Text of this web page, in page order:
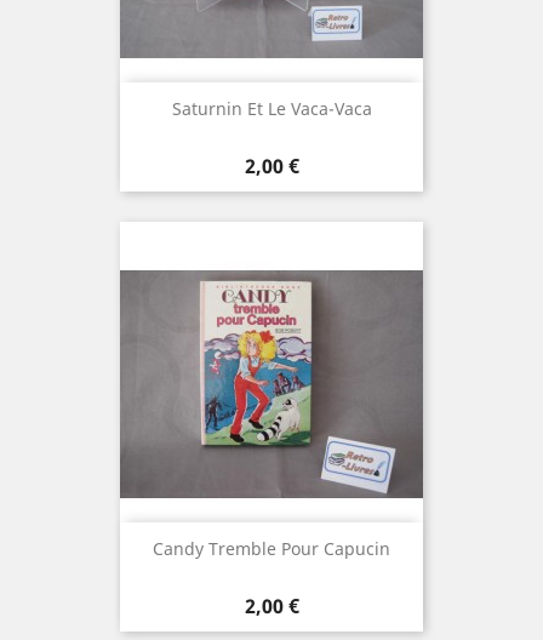
Saturnin Et Le Vaca-Vaca
Prix
2,00 €
Candy Tremble Pour Capucin
Prix
2,00 €